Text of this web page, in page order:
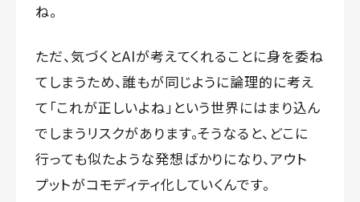
ね。
ただ、気づくとAIが考えてくれることに身を委ね
てしまうため、誰もが同じように論理的に考え
て「これが正しいよね」という世界にはまり込ん
でしまうリスクがあります。そうなると、どこに
行っても似たような発想ばかりになり、アウト
プットがコモディティ化していくんです。